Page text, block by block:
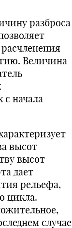
разброса
Величина
начала
высот
высот
дает
рельефа,
цикла.
случае